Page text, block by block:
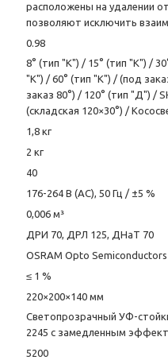
расположены на удалении
позволяют исключить
0.98
8° (тип "K") / 15° (тип "K") /
"K") / 60° (тип "K") / (под
заказ 80°) / 120° (тип "Д") /
(складская 120×30°) /
1,8 кг
2 кг
40
176-264 В (AC), 50 Гц / ±5 %
0,006 м³
ДРИ 70, ДРЛ 125, ДНаТ 70
OSRAM Opto Semiconductors
≤ 1 %
220×200×140 мм
Светопрозрачный УФ-
2245 с замедленным
5200